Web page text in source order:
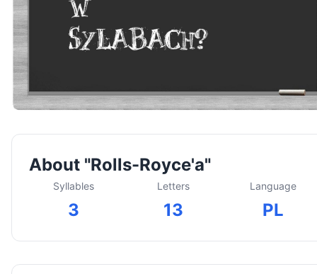
About "Rolls-Royce'a"
Syllables
3
Letters
13
Language
PL